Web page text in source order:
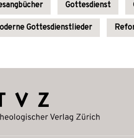
Gottesdienst
Gottesdienstlieder